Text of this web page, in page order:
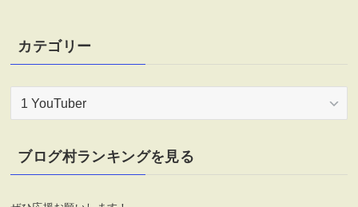
カテゴリー
リ
ー
ブログ村ランキングを見る